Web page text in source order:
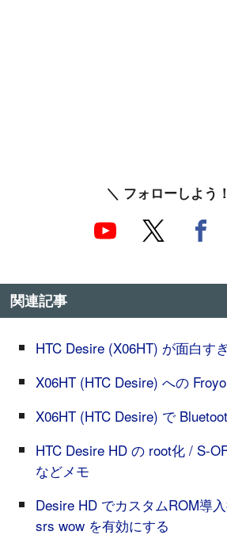
＼ フォローしよう
関連記事
HTC Desire (X06HT) が面白すぎ
X06HT (HTC Desire) への
X06HT (HTC Desire) で
HTC Desire HD の root化 / S-
などメモ
Desire HD でカスタムROM導
srs wow を有効にする